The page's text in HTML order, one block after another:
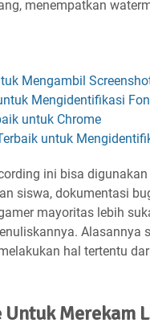
menempatkan
Mengambil
Mengidentifikasi
untuk Chrome
untuk
ini bisa
siswa, dokumentasi
mayoritas lebih
Alasannya
hal tertentu
Untuk Merekam